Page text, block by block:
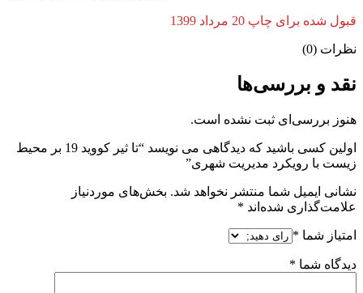
قبول شده برای چاپ 20 مرداد 1399
نظرات (0)
نقد و بررسی‌ها
هنوز بررسی‌ای ثبت نشده است.
اولین کسی باشید که دیدگاهی می نویسد “تا ثیر کووید 19 بر محیط
زیست با رویکرد مدیریت شهری”
نشانی ایمیل شما منتشر نخواهد شد. بخش‌های موردنیاز
علامت‌گذاری شده‌اند *
امتیاز شما *
دیدگاه شما *